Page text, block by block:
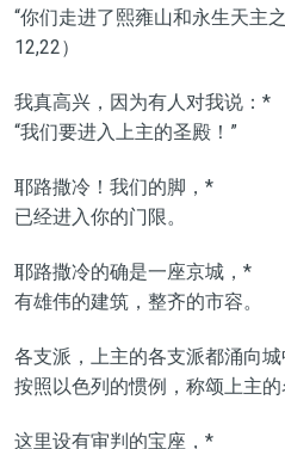
“你们走进了熙雍山和永生天主
12,22）
我真高兴，因为有人对我说：*
“我们要进入上主的圣殿！”
耶路撒冷！我们的脚，*
已经进入你的门限。
耶路撒冷的确是一座京城，*
有雄伟的建筑，整齐的市容。
各支派，上主的各支派都涌向
按照以色列的惯例，称颂上主的
这里设有审判的宝座，*